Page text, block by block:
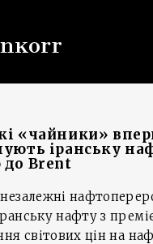
«чайники»
іранську
до Brent
нафту з
світових цін на